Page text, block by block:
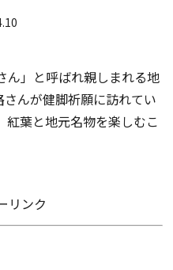
ん」と呼ばれ親しまれる地
んが健脚祈願に訪れてい
紅葉と地元名物を楽しむこ
リンク